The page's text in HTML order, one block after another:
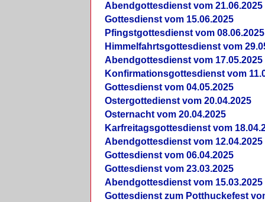
Abendgottesdienst vom 21.06.2025
Gottesdienst vom 15.06.2025
Pfingstgottesdienst vom 08.06.2025
Himmelfahrtsgottesdienst vom
Abendgottesdienst vom 17.05.2025
Konfirmationsgottesdienst vom
Gottesdienst vom 04.05.2025
Ostergottedienst vom 20.04.2025
Osternacht vom 20.04.2025
Karfreitagsgottesdienst vom
Abendgottesdienst vom 12.04.2025
Gottesdienst vom 06.04.2025
Gottesdienst vom 23.03.2025
Abendgottesdienst vom 15.03.2025
Gottesdienst zum Potthuckefest